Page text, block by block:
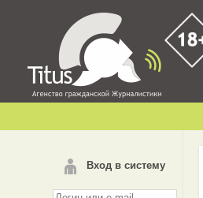
Вход в систему